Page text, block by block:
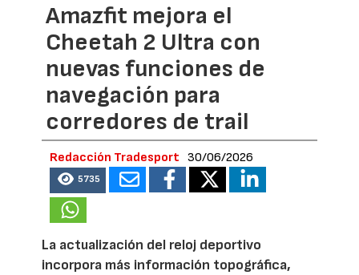
Amazfit mejora el
Cheetah 2 Ultra con
nuevas funciones de
navegación para
corredores de trail
Redacción Tradesport 30/06/2026
5735
La actualización del reloj deportivo
incorpora más información topográfica,